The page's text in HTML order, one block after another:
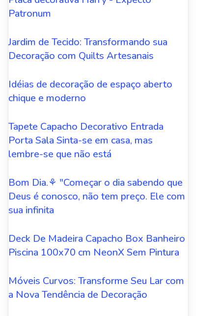
Patronum
Jardim de Tecido: Transformando sua
Decoração com Quilts Artesanais
Idéias de decoração de espaço aberto
chique e moderno
Tapete Capacho Decorativo Entrada
Porta Sala Sinta-se em casa, mas
lembre-se que não está
Bom Dia.⚘ "Começar o dia sabendo que
Deus é conosco, não tem preço. Ele com
sua infinita
Deck De Madeira Capacho Box Banheiro
Piscina 100x70 cm NeonX Sem Pintura
Móveis Curvos: Transforme Seu Lar com
a Nova Tendência de Decoração